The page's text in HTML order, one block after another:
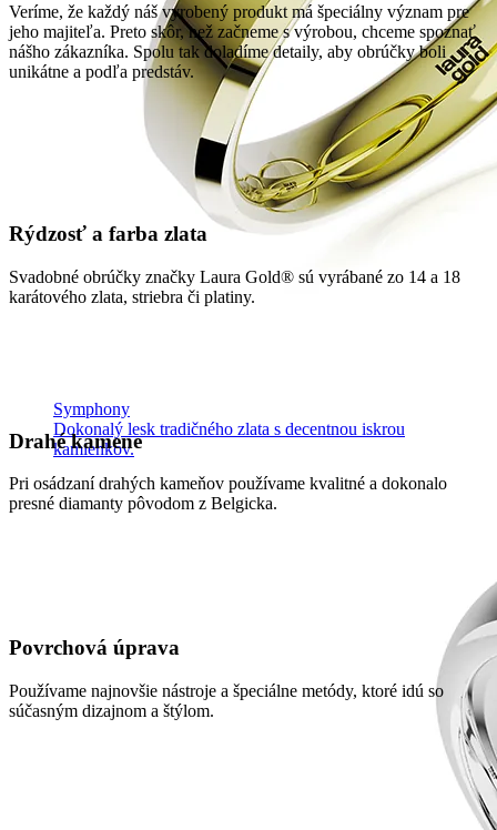
Symphony
Dokonalý lesk tradičného zlata s decentnou iskrou
kamienkov.
Veríme, že každý náš vyrobený produkt má špeciálny význam pre
jeho majiteľa. Preto skôr, než začneme s výrobou, chceme spoznať
nášho zákazníka. Spolu tak doladíme detaily, aby obrúčky boli
unikátne a podľa predstáv.
Rýdzosť a farba zlata
Svadobné obrúčky značky Laura Gold® sú vyrábané zo 14 a 18
karátového zlata, striebra či platiny.
Drahé kamene
Pri osádzaní drahých kameňov používame kvalitné a dokonalo
presné diamanty pôvodom z Belgicka.
Povrchová úprava
Používame najnovšie nástroje a špeciálne metódy, ktoré idú so
súčasným dizajnom a štýlom.